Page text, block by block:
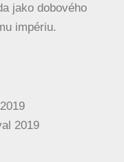
jako dobového
impériu.
2019